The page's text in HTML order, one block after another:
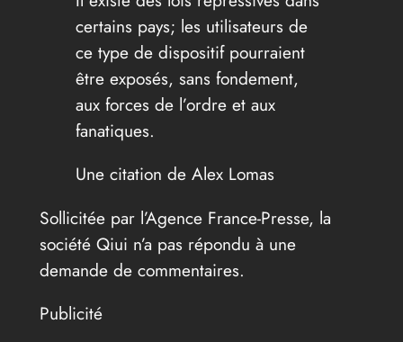
certains pays; les utilisateurs de
ce type de dispositif pourraient
être exposés, sans fondement,
aux forces de l’ordre et aux
fanatiques.
Une citation de Alex Lomas
Sollicitée par l’Agence France-Presse, la
société Qiui n’a pas répondu à une
demande de commentaires.
Publicité